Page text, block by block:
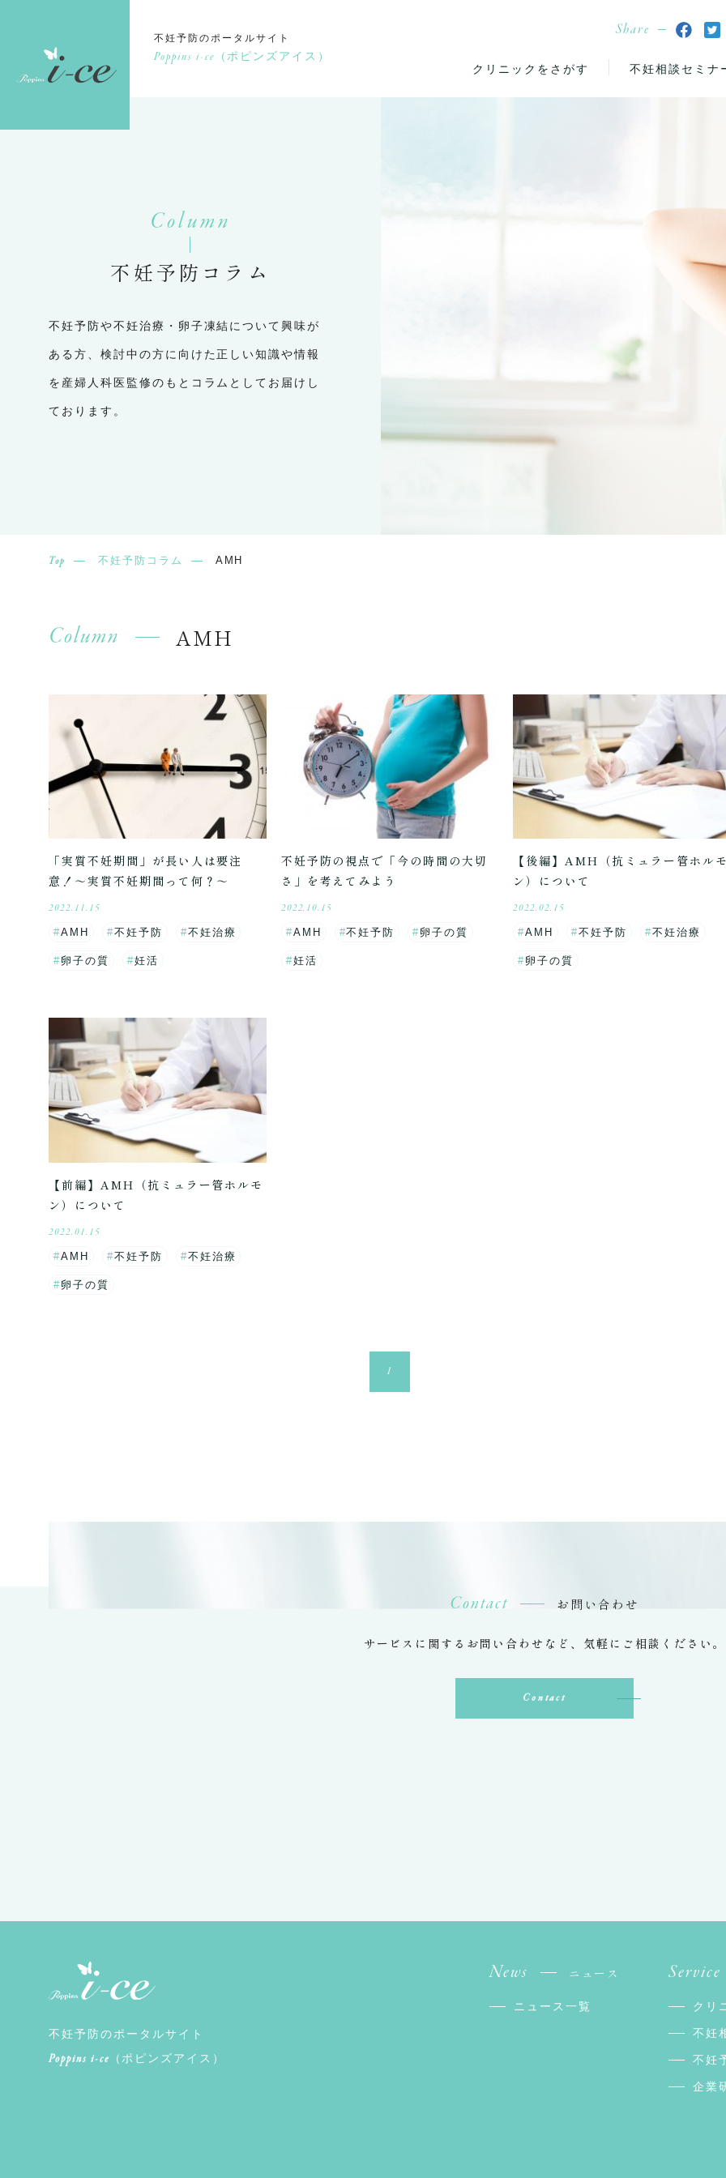
不妊予防のポータルサイト
Poppins i-ce （ポピンズアイス）
Share
クリニックをさがす 不妊相談セミナ
Column
不妊予防コラム
不妊予防や不妊治療・卵子凍結について興味が
ある方、検討中の方に向けた正しい知識や情報
を産婦人科医監修のもとコラムとしてお届けし
ております。
Top 不妊予防コラム AMH
Column AMH
「実質不妊期間」が長い人は要注
意！～実質不妊期間って何？～
2022.11.15
AMH 不妊予防 不妊治療
卵子の質 妊活
不妊予防の視点で「今の時間の大切
さ」を考えてみよう
2022.10.15
AMH 不妊予防 卵子の質
妊活
【後編】AMH（抗ミュラー管ホルモ
ン）について
2022.02.15
AMH 不妊予防 不妊治療
卵子の質
【前編】AMH（抗ミュラー管ホルモ
ン）について
2022.01.15
AMH 不妊予防 不妊治療
卵子の質
1
Contact お問い合わせ
サービスに関するお問い合わせなど、 気軽にご相談ください。
Contact
不妊予防のポータルサイト
Poppins i-ce （ポピンズアイス）
News ニュース
ニュース一覧
Service
クリ
不妊
不妊
企業